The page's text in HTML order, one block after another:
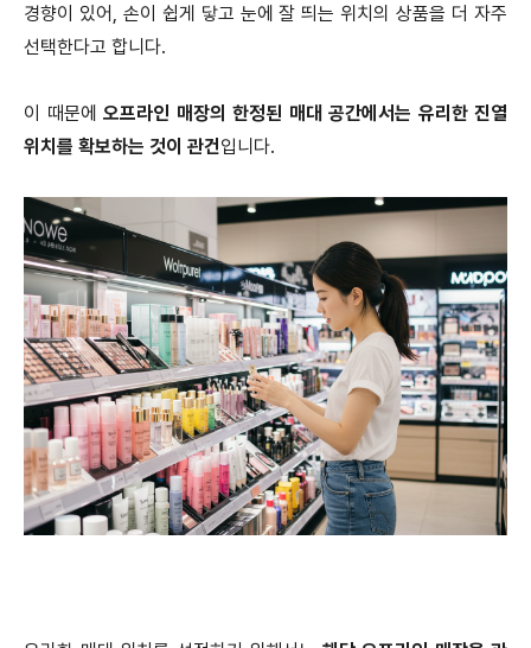
경향이 있어, 손이 쉽게 닿고 눈에 잘 띄는 위치의 상품을 더 자주
선택한다고 합니다.
이 때문에 오프라인 매장의 한정된 매대 공간에서는 유리한 진열
위치를 확보하는 것이 관건입니다.